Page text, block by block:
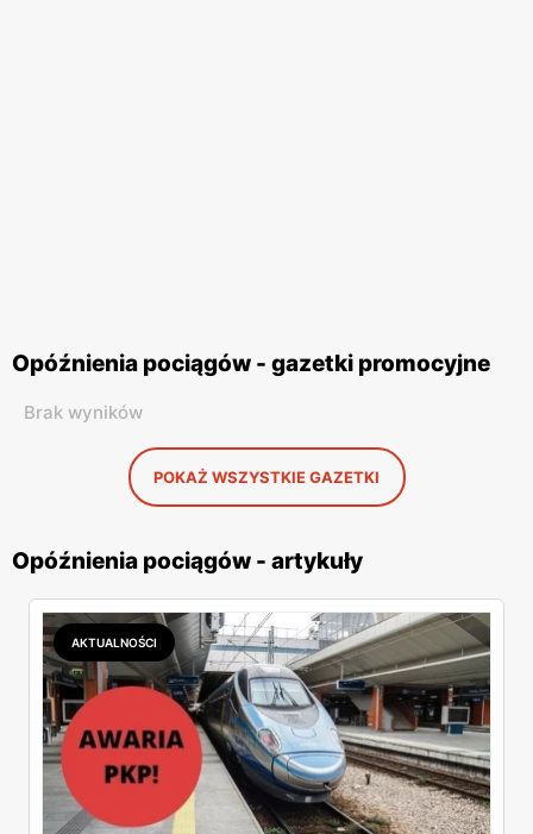
Opóźnienia pociągów - gazetki promocyjne
Brak wyników
POKAŻ WSZYSTKIE GAZETKI
Opóźnienia pociągów - artykuły
AKTUALNOŚCI